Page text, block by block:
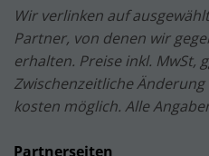
Wir verlinken auf
Partner, von denen wir
erhalten. Preise inkl. MwSt,
Zwischenzeitliche
kosten möglich. Alle
Partnerseiten